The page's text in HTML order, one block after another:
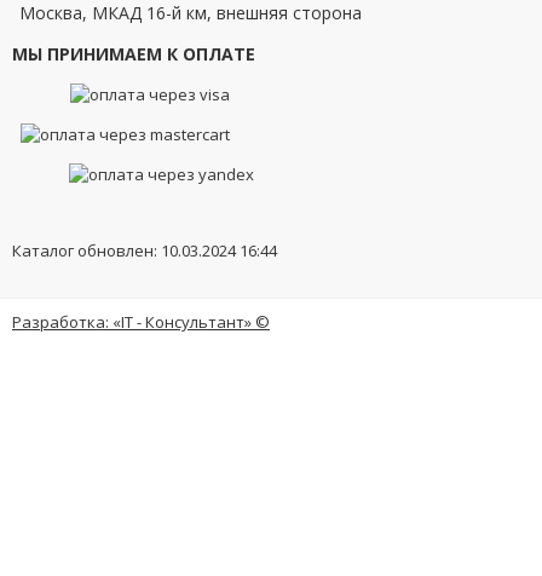
Москва, МКАД 16-й км, внешняя сторона
МЫ ПРИНИМАЕМ К ОПЛАТЕ
Каталог обновлен: 10.03.2024 16:44
Разработка: «IT - Консультант» ©